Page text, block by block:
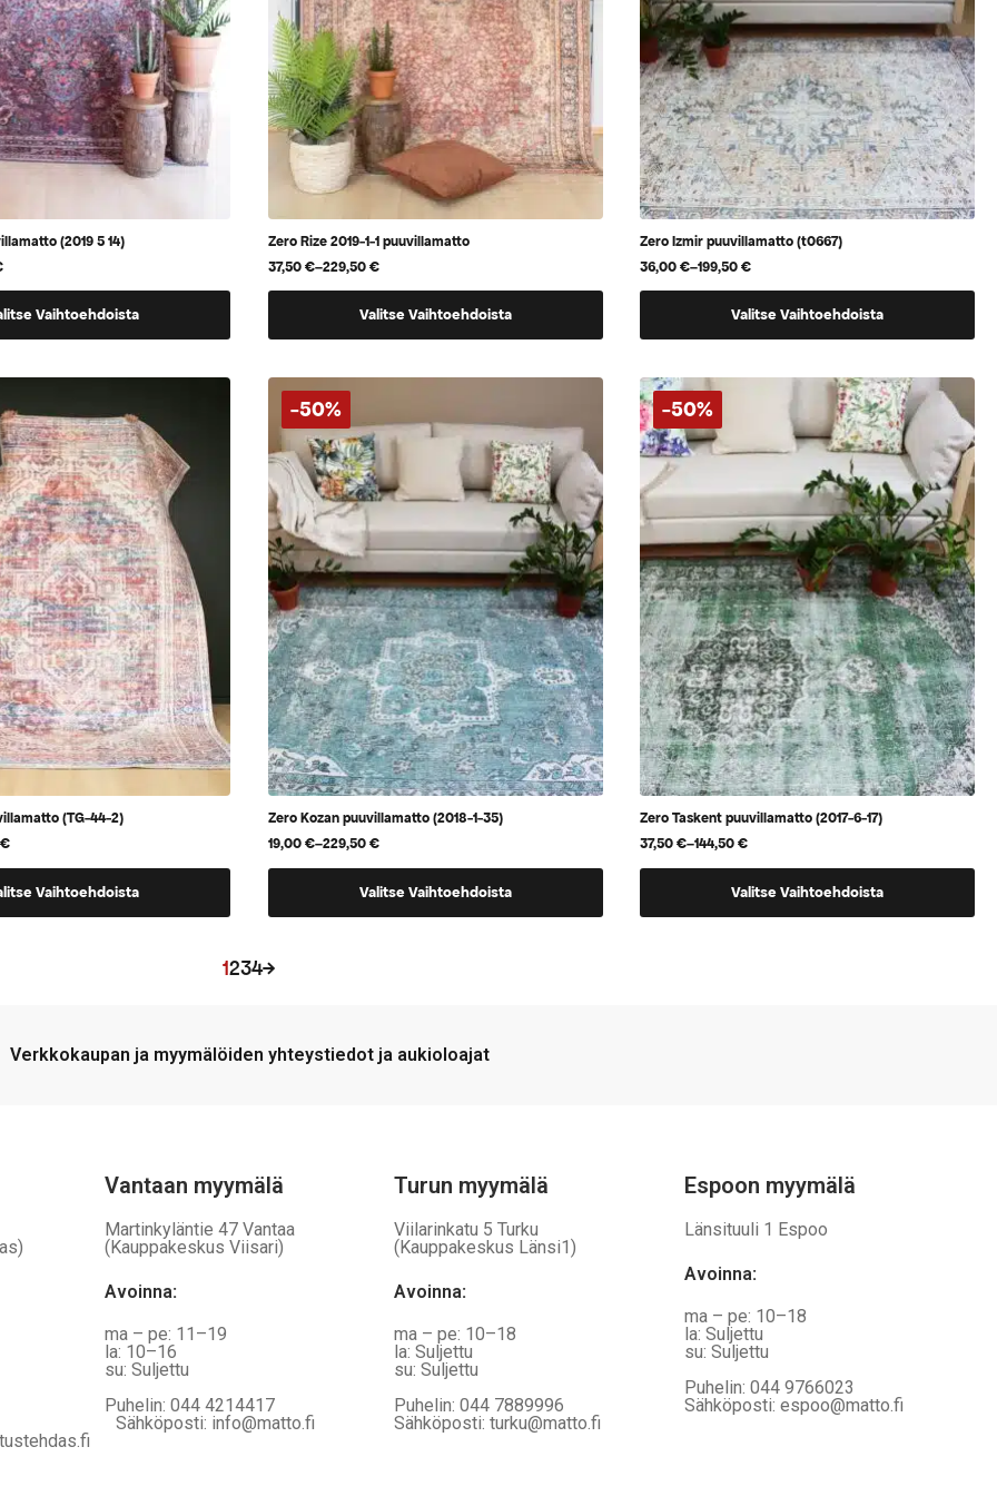
(2019 5 14)
Vaihtoehdoista
Zero Rize 2019-1-1 puuvillamatto
37,50€–229,50€
Hintaluokka:
37,50 €
Valitse Vaihtoehdoista
tuotteella
useampi
muunnelma.
Voit
tehdä
valinnat
tuotteen
sivulla.
Zero Izmir puuvillamatto (t0667)
36,00€–199,50€
Hintaluokka:
36,00 €
Valitse Vaihtoehdoista
tuotteella
useampi
muunnelma.
Voit
tehdä
valinnat
tuotteen
sivulla.
(TG-44-2)
€
Vaihtoehdoista
-50%
Zero Kozan puuvillamatto (2018-1-35)
19,00€–229,50€
Hintaluokka:
19,00 €
Valitse Vaihtoehdoista
tuotteella
useampi
tehdä
-50%
Zero Taskent puuvillamatto (2017-6-17)
37,50€–144,50€
Hintaluokka:
37,50 €
Valitse Vaihtoehdoista
tuotteella
1234→
Verkkokaupan ja myymälöiden yhteystiedot ja aukioloajat
Vantaan myymälä
Martinkyläntie 47 Vantaa
(Kauppakeskus Viisari)
Avoinna:
ma – pe: 11–19
la: 10–16
su: Suljettu
Puhelin: 044 4214417
Sähköposti: info@matto.fi
Turun myymälä
Viilarinkatu 5 Turku
(Kauppakeskus Länsi1)
Avoinna:
ma – pe: 10–18
la: Suljettu
su: Suljettu
Puhelin: 044 7889996
Sähköposti: turku@matto.fi
Espoon myymälä
Länsituuli 1 Espoo
Avoinna:
ma – pe: 10–18
la: Suljettu
su: Suljettu
Puhelin: 044 9766023
Sähköposti: espoo@matto.fi